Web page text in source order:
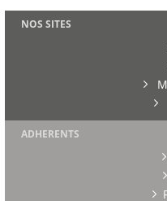
NOS SITES
ADHERENTS